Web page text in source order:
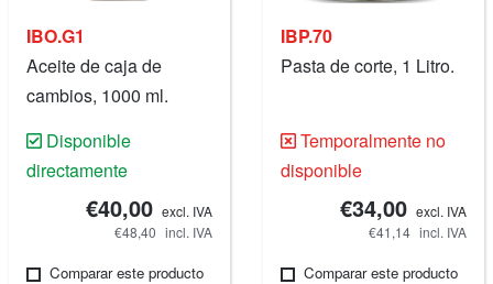
IBO.G1
Aceite de caja de
cambios, 1000 ml.
Disponible
directamente
€40,00 excl. IVA
€48,40 incl. IVA
Comparar este producto
IBP.70
Pasta de corte, 1 Litro.
Temporalmente no
disponible
€34,00 excl. IVA
€41,14 incl. IVA
Comparar este producto